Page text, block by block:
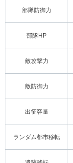
部隊防御力
部隊HP
敵攻撃力
敵防御力
出征容量
ランダム都市移転